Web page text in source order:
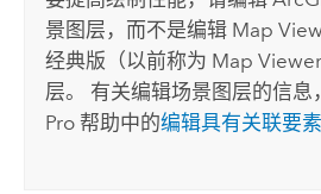
景图层，而不是编辑 Map
经典版 （以前称为 Map Viewer
层。 有关编辑场景图层的信
Pro 帮助中的编辑具有关联要